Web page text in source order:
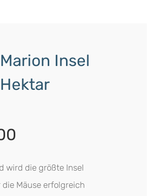
Marion Insel
Hektar
wird die größte Insel
die Mäuse erfolgreich